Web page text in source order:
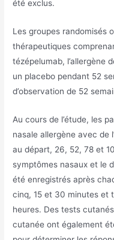
été exclus.
Les groupes randomisés
thérapeutiques
tézépelumab, l’allergène
un placebo pendant 52
d’observation de 52
Au cours de l’étude, les
nasale allergène avec de
au départ, 26, 52, 78 et
symptômes nasaux et le
été enregistrés après
cinq, 15 et 30 minutes et
heures. Des tests
cutanée ont également